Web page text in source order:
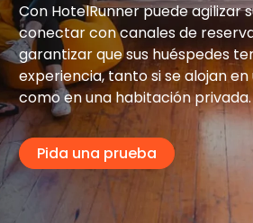
Con HotelRunner puede agilizar
conectar con canales de
garantizar que sus huéspedes
experiencia, tanto si se alojan
como en una habitación privada.
Pida una prueba